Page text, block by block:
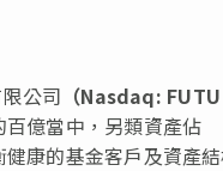
公司 （Nasdaq: FUTU
億當中，另類資產佔
康的基金客戶及資產結